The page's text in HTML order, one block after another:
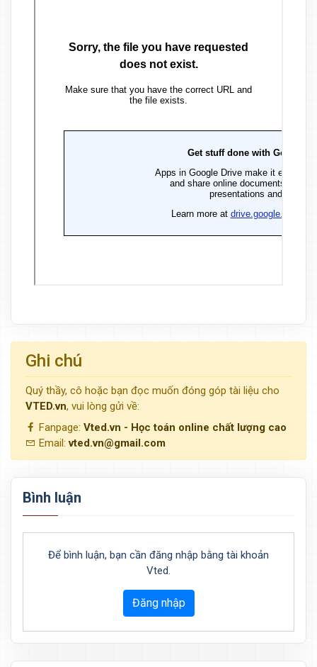
Ghi chú
Quý thầy, cô hoặc bạn đọc muốn đóng góp tài liệu cho
VTED.vn, vui lòng gửi về:
Fanpage: Vted.vn - Học toán online chất lượng cao
Email:vted.vn@gmail.com
Bình luận
Để bình luận, bạn cần đăng nhập bằng tài khoản
Vted.
Đăng nhập